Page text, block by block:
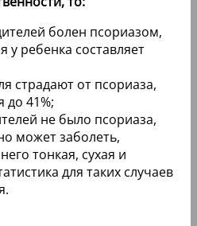
болен псориазом,
у ребенка составляет
страдают от псориаза,
до 41%;
не было псориаза,
может заболеть,
тонкая, сухая и
для таких случаев